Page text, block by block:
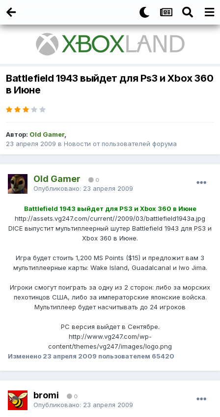
Battlefield 1943 выйдет для Ps3 и Xbox 360
в Июне
Автор: Old Gamer,
23 апреля 2009 в Новости от пользователей форума
Old Gamer 0
Опубликовано: 23 апреля 2009
Battlefield 1943 выйдет для PS3 и Xbox 360 в Июне
http://assets.vg247.com/current//2009/03/battlefield1943a.jpg
DICE выпустит мультиплеерный шутер Battlefield 1943 для PS3 и
Xbox 360 в Июне.
Игра будет стоить 1,200 MS Points ($15) и предложит вам 3
мультиплеерные карты: Wake Island, Guadalcanal и Iwo Jima.
Игроки смогут поиграть за одну из 2 сторон: либо за морских
пехотинцов США, либо за императорские японские войска.
Мультиплеер будет насчитывать до 24 игроков
PC версия выйдет в Сентябре.
http://www.vg247.com/wp-
content/themes/vg247/images/logo.png
Изменено 23 апреля 2009 пользователем 65420
bromi 0
Опубликовано: 23 апреля 2009